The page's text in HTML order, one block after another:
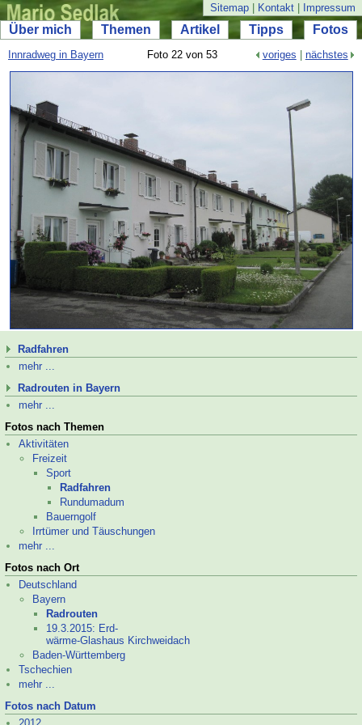
Sitemap Kontakt Impressum
Über mich Themen Artikel Tipps Fotos
Innradweg in Bayern Foto 22 von 53 voriges nächstes
Radfahren
mehr ...
Radrouten in Bayern
mehr ...
Fotos nach Themen
Aktivitäten
Freizeit
Sport
Radfahren
Rund­uma­dum
Bauerngolf
Irrtümer und Täuschungen
mehr ...
Fotos nach Ort
Deutschland
Bayern
Radrouten
19.3.2015: Erd-
wärme-Glashaus Kirchweidach
Baden-Württemberg
Tschechien
mehr ...
Fotos nach Datum